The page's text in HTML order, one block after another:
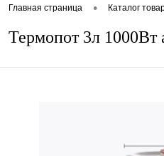
Главная страница • Каталог
Термопот 3л 1000Вт